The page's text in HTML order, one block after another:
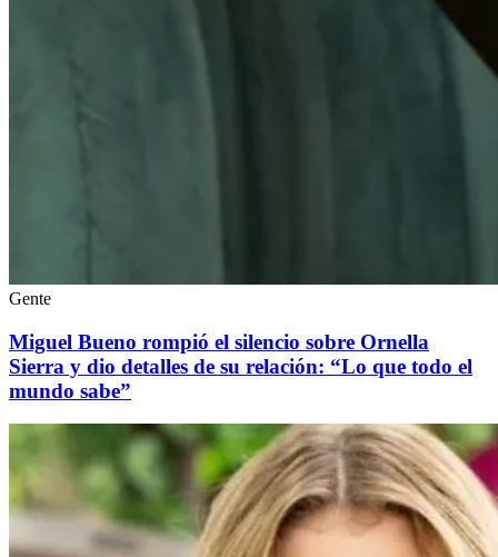
Gente
Miguel Bueno rompió el silencio sobre Ornella
Sierra y dio detalles de su relación: “Lo que todo el
mundo sabe”